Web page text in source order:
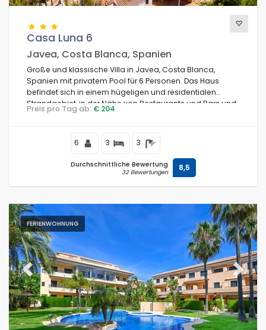
Casa Luna 6
Javea, Costa Blanca, Spanien
Große und klassische Villa in Javea, Costa Blanca,
Spanien mit privatem Pool für 6 Personen. Das Haus
befindet sich in einem hügeligen und residentialen
Strandgebiet, in der Nähe von Restaurants und Bars und
nur 25 m vom Barraca Portixol Strand entfernt.
Preis pro Tag ab: € 204
6 3 3
Durchschnittliche Bewertung
32 Bewertungen 8,5
FERIENWOHNUNG
Previous Next